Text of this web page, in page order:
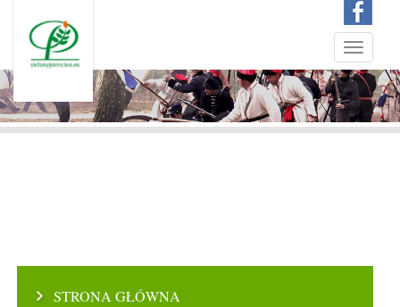
Toggle
Menu
STRONA GŁÓWNA